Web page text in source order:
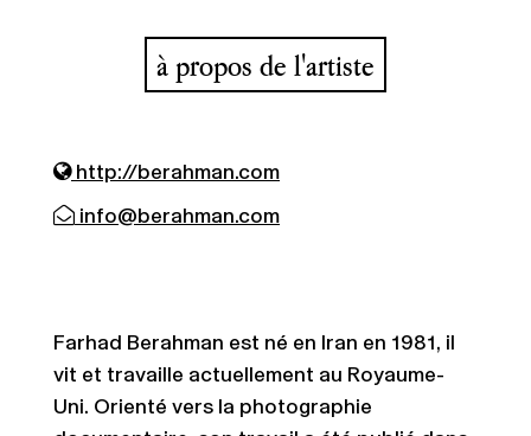
à propos de l'artiste
http://berahman.com
info@berahman.com
Farhad Berahman est né en Iran en 1981, il
vit et travaille actuellement au Royaume-
Uni. Orienté vers la photographie